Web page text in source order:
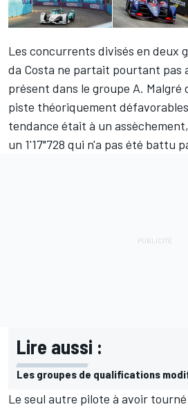
Les concurrents divisés en deux
da Costa ne partait pourtant pas
présent dans le groupe A. Malgré
piste théoriquement
tendance était à un
un 1'17"728 qui n'a pas été battu
Lire aussi :
Les groupes de qualifications
Le seul autre pilote à avoir tourné